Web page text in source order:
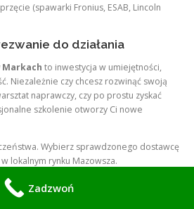
(spawarki Fronius, ESAB, Lincoln
do działania
Markach to inwestycja w umiejętności,
Niezależnie czy chcesz rozwinąć swoją
naprawczy, czy po prostu zyskać
szkolenie otworzy Ci nowe
Wybierz sprawdzonego dostawcę
lokalnym rynku Mazowsza.
numer 570 933 114
dopasowane do Twoich potrzeb.
Zadzwoń